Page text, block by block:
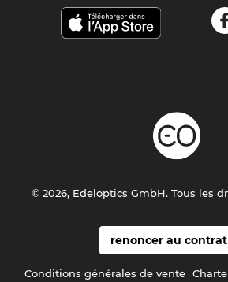
renoncer au
Conditions générales de vente
© 2026, Edeloptics GmbH. Tous les